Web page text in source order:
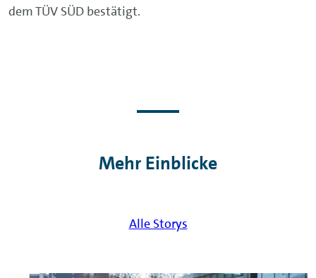
dem TÜV SÜD bestätigt.
Mehr Einblicke
Alle Storys